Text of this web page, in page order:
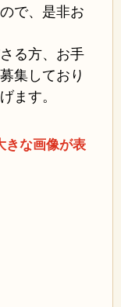
で、是非お
る方、お手
集しており
ます。
きな画像が表